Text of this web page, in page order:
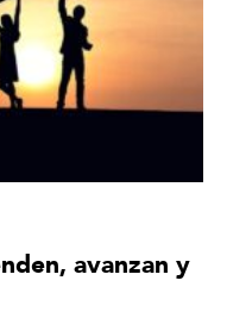
avanzan y